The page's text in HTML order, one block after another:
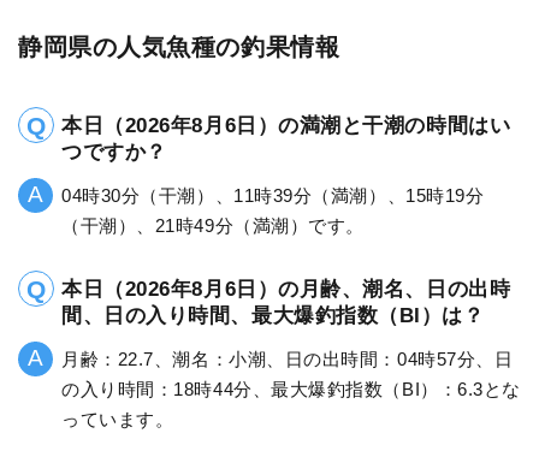
静岡県の人気魚種の釣果情報
本日（2026年8月6日）の満潮と干潮の時間はい
つですか？
04時30分（干潮）、11時39分（満潮）、15時19分
（干潮）、21時49分（満潮）です。
本日（2026年8月6日）の月齢、潮名、日の出時
間、日の入り時間、最大爆釣指数（BI）は？
月齢：22.7、潮名：小潮、日の出時間：04時57分、日
の入り時間：18時44分、最大爆釣指数（BI）：6.3とな
っています。